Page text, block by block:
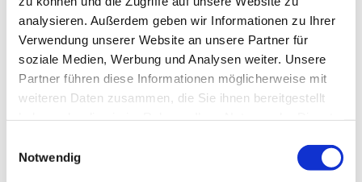
analysieren. Außerdem geben wir Informationen zu Ihrer
Verwendung unserer Website an unsere Partner für
soziale Medien, Werbung und Analysen weiter. Unsere
Partner führen diese Informationen möglicherweise mit
weiteren Daten zusammen, die Sie ihnen bereitgestellt
Notwendig